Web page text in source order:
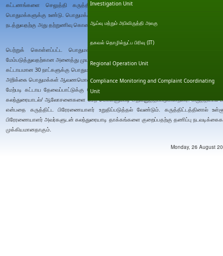
Investigation Unit
ஆய்வு மற்றும் அபிவிருத்தி அலகு
தகவல் தொழில்நுட்ப பிரிவு (IT)
Regional Operation Unit
Compliance Monitoring and Complaint Coordinating
Unit
கட்டணங்களை செலுத்தி கருத்திட்ட அங்கீகாரமளிப்பு முகவராண்மையிடமிருந்து
பொதுமக்களுக்கு உண்டு. பொதுமக்கள் விசாரணையை பொதுமக்கள் ஆர்வமொன்றாக க.அ.
நடத்துவதற்கு அது தற்றுணிவு கொண்டுள்ளது.
பெற்றுக் கொள்ளப்பட்ட பொதுமக்கள் கருத்துரை பதிலுக்காக கருத்திட்ட
மேம்படுத்துவதற்கான அனைத்து முயற்சிகள் ஊடாகவும் கருத்திட்ட பிரேரணையாளர் பதில்
கட்டாயமான 30 நாட்களுக்கு பொதுமக்கள் கருத்துக்களுக்காக ஆ.சு.ப. அறிக்கைகளை
அறிக்கை பொதுமக்கள் ஆவணமொன்றாக கருதப்படும் என்பதோடு, பொதுமக்களின்
மேற்படி கட்டாய தேவைப்பாட்டுக்கு மேலதிகமாக கருத்திட்ட பிரேரணையாளர்கள்சு.தா.ம.
கலந்துரையாடல்/ ஆலோசனைகளை மேற் கொள்ளும்படி அறிவுறுத்தப்படுகின்றனர்.
என்பதை கருத்திட்ட பிரேரணையாளர் உறுதிப்படுத்தல் வேண்டும். கருத்திட்டத்தினால்
பிரேரணையாளர் அவர்களுடன் கலந்துரையாடி தாக்கங்களை குறைப்பதற்கு தணிப்பு
முக்கியமானதாகும்.
Monday, 26 August